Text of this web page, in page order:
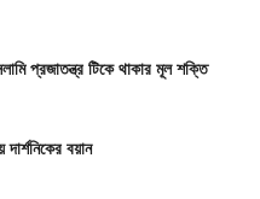
প্রজাতন্ত্র টিকে থাকার মূল শক্তি
বয়ান